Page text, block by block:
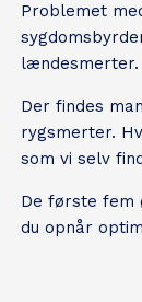
Problemet
lændesmerter.
Der findes
rygsmerter.
som vi selv
De første fem
du opnår